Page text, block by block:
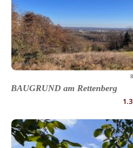
BAUGRUND am Rettenberg